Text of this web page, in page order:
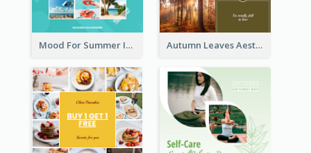
Mood For Summer Instagram Post Autumn Leaves Aesthetics Instagram Post